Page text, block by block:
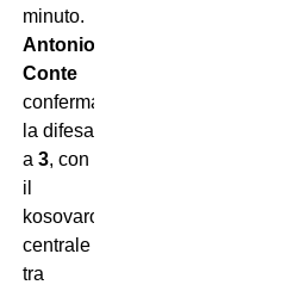
minuto.
Antonio
Conte
conferma
la difesa
a 3, con
il
kosovaro
centrale
tra